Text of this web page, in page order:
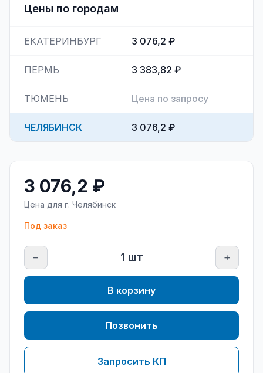
Цены по городам
ЕКАТЕРИНБУРГ 3 076,2 ₽
ПЕРМЬ 3 383,82 ₽
ТЮМЕНЬ Цена по запросу
ЧЕЛЯБИНСК 3 076,2 ₽
3 076,2 ₽
Цена для г. Челябинск
Под заказ
− 1 шт +
В корзину
Позвонить
Запросить КП